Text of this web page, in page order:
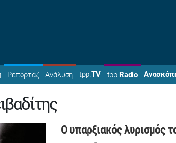
Ρεπορτάζ Ανάλυση tpp.TV tpp.Radio
Ο υπαρξιακός λυρισμός